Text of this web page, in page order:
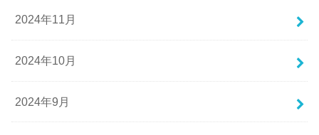
2024年11月
2024年10月
2024年9月